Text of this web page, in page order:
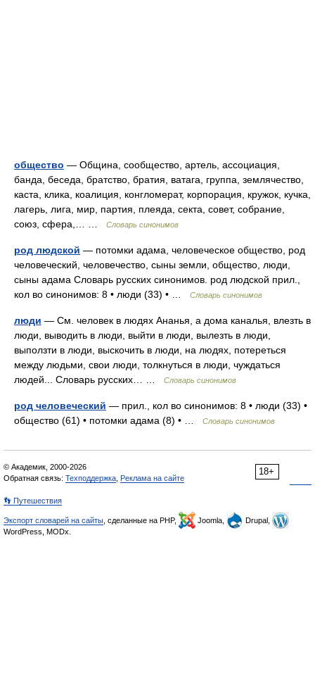
общество — Община, сообщество, артель, ассоциация,
банда, беседа, братство, братия, ватага, группа, землячество,
каста, клика, коалиция, конгломерат, корпорация, кружок, кучка,
лагерь, лига, мир, партия, плеяда, секта, совет, собрание,
союз, сфера,… …
Словарь синонимов
род людской — потомки адама, человеческое общество, род
человеческий, человечество, сыны земли, общество, люди,
сыны адама Словарь русских синонимов. род людской прил.,
кол во синонимов: 8 • люди (33) • …
Словарь синонимов
люди — См. человек в людях Ананья, а дома каналья, влезть в
люди, выводить в люди, выйти в люди, вылезть в люди,
выползти в люди, выскочить в люди, на людях, потереться
между людьми, свои люди, толкнуться в люди, чуждаться
людей... Словарь русских… …
Словарь синонимов
род человеческий — прил., кол во синонимов: 8 • люди (33) •
общество (61) • потомки адама (8) • …
Словарь синонимов
18+
© Академик, 2000-2026
Обратная связь: Техподдержка Реклама на сайте
👣 Путешествия
Экспорт словарей на сайты , сделанные на PHP, Joomla,
Drupal,
WordPress, MODx.